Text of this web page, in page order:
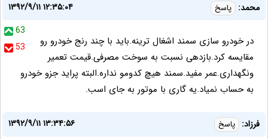
محمد: پاسخ
۱۳۹۲/۹/۱۱ ۱۲:۳۵:۰۴
63
53
در خودرو سازى سمند اشغال ترينه.بايد با چند رنج خودرو رو
مقايسه کرد.بازدهى نسبت به سوخت مصرفى.قيمت تعمير
ونگهدارى.عمر مفيد.سمند هيچ کدومو نداره.البته پرايد جزو خودرو
به حساب نمياد.يه گارى با موتور به جاى اسب.
فرزاد: پاسخ
۱۳۹۲/۹/۱۱ ۱۳:۳۴:۵۶